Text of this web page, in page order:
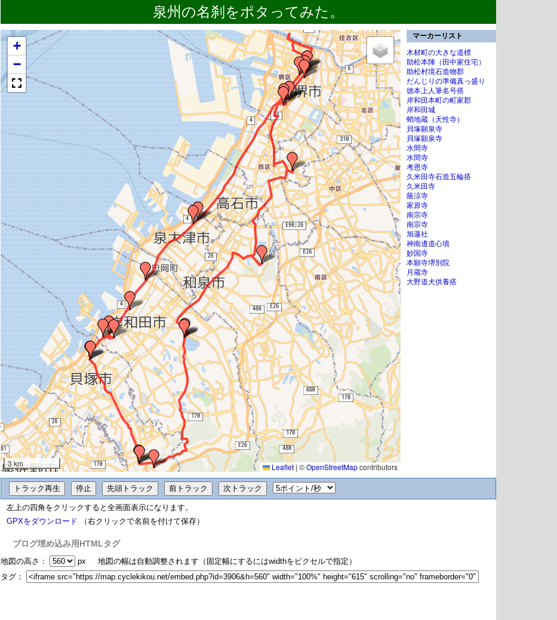
泉州の名刹をポタってみた。
+
−
3 km Leaflet | ©OpenStreetMapcontributors
マーカーリスト
木材町の大きな道標
助松本陣（田中家住宅）
助松村境石造物郡
だんじりの準備真っ盛り
徳本上人筆名号搭
岸和田本町の町家郡
岸和田城
蛸地蔵（天性寺）
貝塚願泉寺
貝塚願泉寺
水間寺
水間寺
考恩寺
久米田寺石造五輪搭
久米田寺
蔭涼寺
家原寺
南宗寺
南宗寺
旭蓮社
神南邊道心墳
妙国寺
本願寺堺別院
月蔵寺
大野道犬供養搭
左上の四角をクリックすると全画面表示になります。
GPXをダウンロード （右クリックで名前を付けて保存）
ブログ埋め込み用HTMLタグ
地図の高さ：
px 地図の幅は自動調整されます（固定幅にするにはwidthをピクセルで指定）
タグ：